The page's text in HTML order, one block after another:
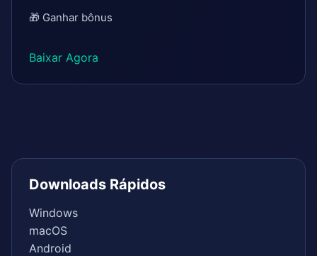
🎁 Ganhar bônus
Baixar Agora
Downloads Rápidos
Windows
macOS
Android